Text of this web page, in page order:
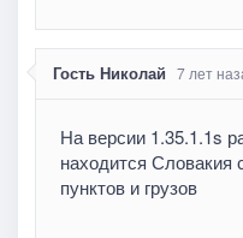
Гость Николай 7 лет
На версии 1.35.1.1s
находится Словакия
пунктов и грузов